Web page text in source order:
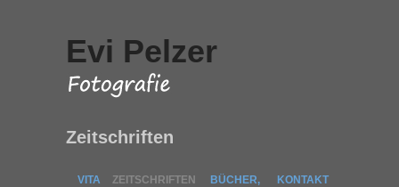
Evi Pelzer
Zeitschriften
VITA ZEITSCHRIFTEN
BÜCHER,
KONTAKT